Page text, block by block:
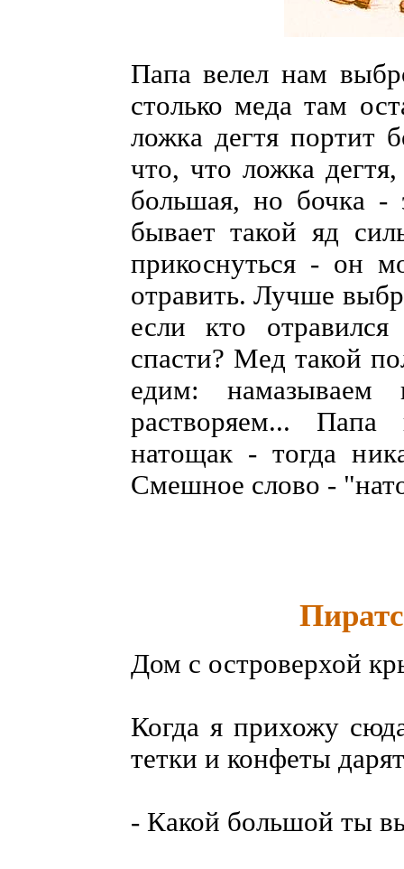
Папа велел нам
столько меда там
ложка дегтя портит
что, что ложка
большая, но бочка -
бывает такой яд
прикоснуться - он
отравить. Лучше
если кто
спасти? Мед такой
едим:
растворяем...
натощак - тогда
Смешное слово -
Дом с островерхой
Когда я прихожу
тетки и конфеты
- Какой большой ты